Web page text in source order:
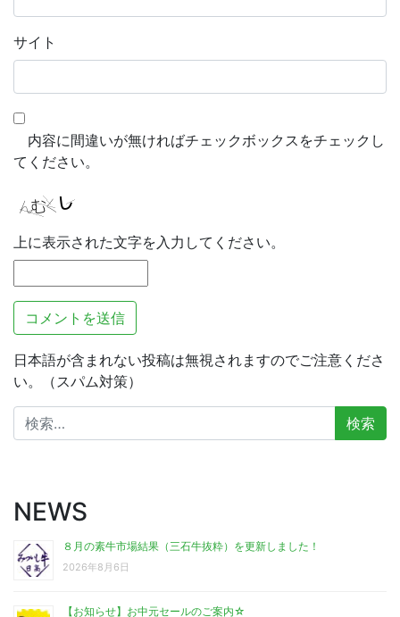
サイト
内容に間違いが無ければチェックボックスをチェックし
てください。
上に表示された文字を入力してください。
日本語が含まれない投稿は無視されますのでご注意くださ
い。（スパム対策）
検
索:
NEWS
８月の素牛市場結果（三石牛抜粋）を更新しました！
2026年8月6日
【お知らせ】お中元セールのご案内☆